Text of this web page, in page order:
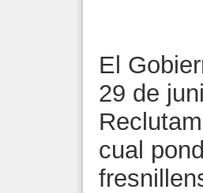
El
29 de
cual